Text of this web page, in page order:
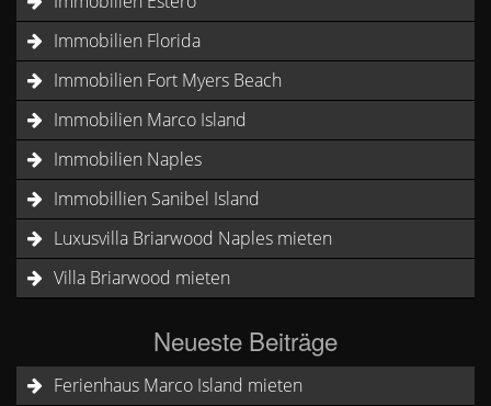
Immobilien Florida
Immobilien Fort Myers Beach
Immobilien Marco Island
Immobilien Naples
Immobillien Sanibel Island
Luxusvilla Briarwood Naples mieten
Villa Briarwood mieten
Neueste Beiträge
Ferienhaus Marco Island mieten